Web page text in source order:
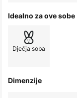
Idealno za ove sobe
Dječja soba
Dimenzije